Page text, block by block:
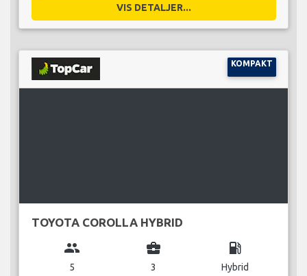
VIS DETALJER...
KOMPAKT
TOYOTA COROLLA HYBRID
group
5
business_center
3
local_gas_station
Hybrid